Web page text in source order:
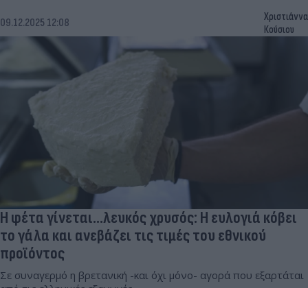
09.12.2025 12:08
Χριστιάννα
Κούσιου
Η φέτα γίνεται...λευκός χρυσός: Η ευλογιά κόβει
το γάλα και ανεβάζει τις τιμές του εθνικού
προϊόντος
Σε συναγερμό η βρετανική -και όχι μόνο- αγορά που εξαρτάται